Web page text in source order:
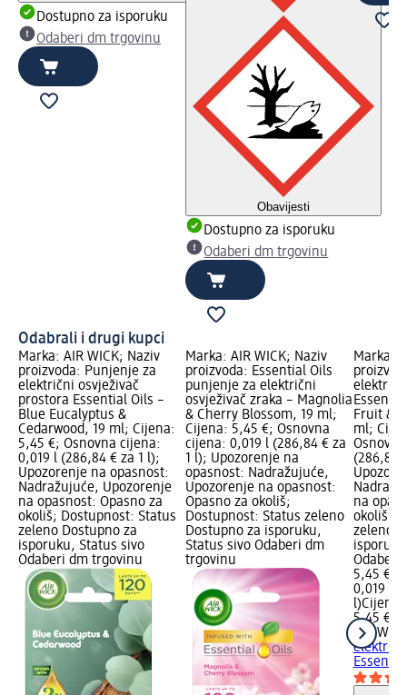
Dostupno za isporuku
Odaberi dm trgovinu
Obavijesti
Dostupno za isporuku
Odaberi dm trgovinu
Odabrali i drugi kupci
Marka: AIR WICK; Naziv
proizvoda: Punjenje za
električni osvježivač
prostora Essential Oils –
Blue Eucalyptus &
Cedarwood, 19 ml; Cijena:
5,45 €; Osnovna cijena:
0,019 l (286,84 € za 1 l);
Upozorenje na opasnost:
Nadražujuće, Upozorenje
na opasnost: Opasno za
okoliš; Dostupnost: Status
zeleno Dostupno za
isporuku, Status sivo
Odaberi dm trgovinu
Marka: AIR WICK; Naziv
proizvoda: Essential Oils
punjenje za električni
osvježivač zraka – Magnolia
& Cherry Blossom, 19 ml;
Cijena: 5,45 €; Osnovna
cijena: 0,019 l (286,84 € za
1 l); Upozorenje na
opasnost: Nadražujuće,
Upozorenje na opasnost:
Opasno za okoliš;
Dostupnost: Status zeleno
Dostupno za isporuku,
Status sivo Odaberi dm
trgovinu
Marka:
Fruit &
ml;
(286,84
na
okoliš;
zeleno
Odaberi
5,45 €
0,019 l
l)Cijena
5,45 €
AIR